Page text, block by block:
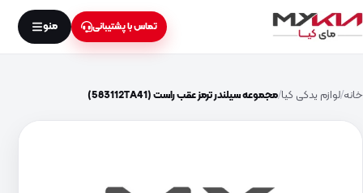
تماس با پشتیبانی منو
خانه لوازم یدکی کیا مجموعه سیلندر ترمز عقب راست (583112TA41)